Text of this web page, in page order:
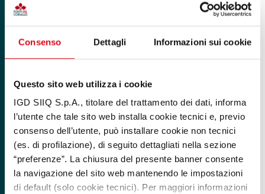
Consenso Dettagli Informazioni sui cookie
Questo sito web utilizza i cookie
IGD SIIQ S.p.A., titolare del trattamento dei dati, informa
l’utente che tale sito web installa cookie tecnici e, previo
consenso dell’utente, può installare cookie non tecnici
(es. di profilazione), di seguito dettagliati nella sezione
“preferenze”. La chiusura del presente banner consente
la navigazione del sito web mantenendo le impostazioni
di default (solo cookie tecnici). Per maggiori informazioni